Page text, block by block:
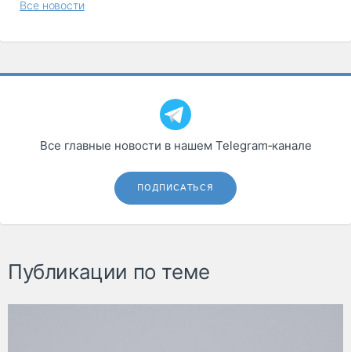
Все новости
Все главные новости в нашем Telegram‑канале
ПОДПИСАТЬСЯ
Публикации по теме